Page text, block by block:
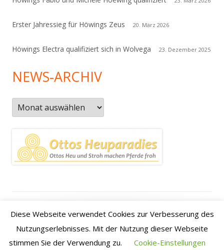
Erster Jahressieg für Höwings Zeus 20. März 2026
Höwings Electra qualifiziert sich in Wolvega 23. Dezember 2025
NEWS-ARCHIV
News-
Archiv
Inhalt
Datenschutzerklärung Kontakt | Impressum
Anfahrt /
•VerwendetTiny Framework • Anmelden
Diese Webseite verwendet Cookies zur Verbesserung des
Nutzungserlebnisses. Mit der Nutzung dieser Webseite
stimmen Sie der Verwendung zu.
Cookie-Einstellungen